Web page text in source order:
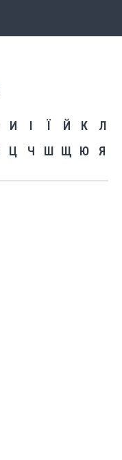
И І Ї Й К
Л
Ц Ч Ш Щ Ю Я